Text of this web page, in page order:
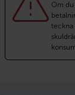
Om du
teckna